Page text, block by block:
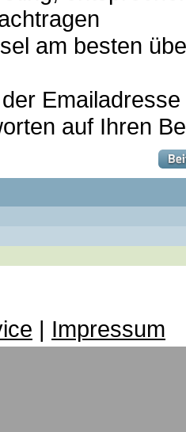
am besten
auf Ihren
| Impressum